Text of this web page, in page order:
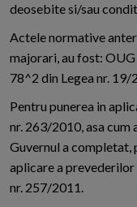
deosebite si/sau
Actele normative
majorari, au fost:
78^2 din Legea nr. 19/
Pentru punerea in
nr. 263/2010, asa
Guvernul a
aplicare a
nr. 257/2011.